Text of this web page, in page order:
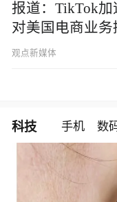
报道：TikTok加
对美国电商业务
观点新媒体
科技 手机 数